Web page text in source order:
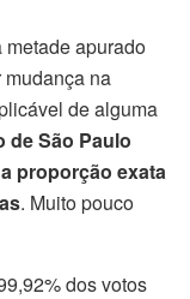
apurado
mudança na
de alguma
de São Paulo
proporção exata
. Muito pouco
dos votos